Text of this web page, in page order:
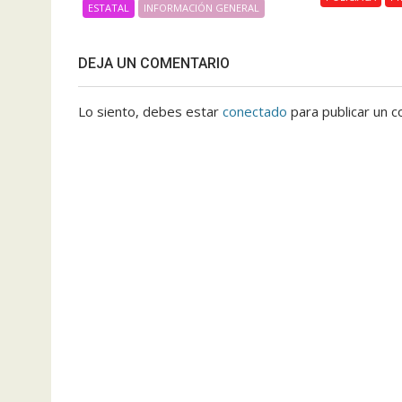
ESTATAL INFORMACIÓN GENERAL
DEJA UN COMENTARIO
Lo siento, debes estar conectado para publicar un